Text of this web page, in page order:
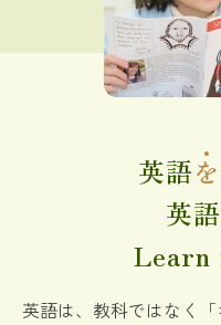
英語を
英語
Learn
英語は、教科ではなく